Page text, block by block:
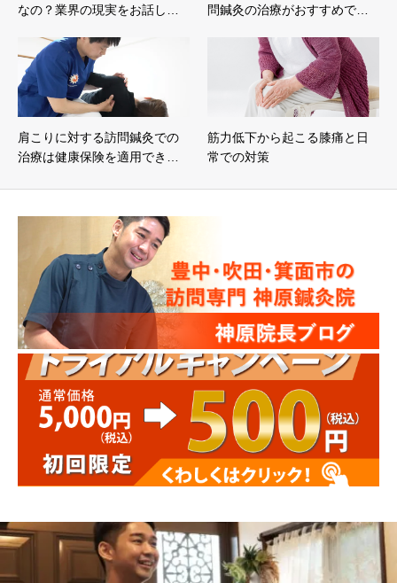
なの？業界の現実をお話し…
問鍼灸の治療がおすすめで…
肩こりに対する訪問鍼灸での
治療は健康保険を適用でき…
筋力低下から起こる膝痛と日
常での対策